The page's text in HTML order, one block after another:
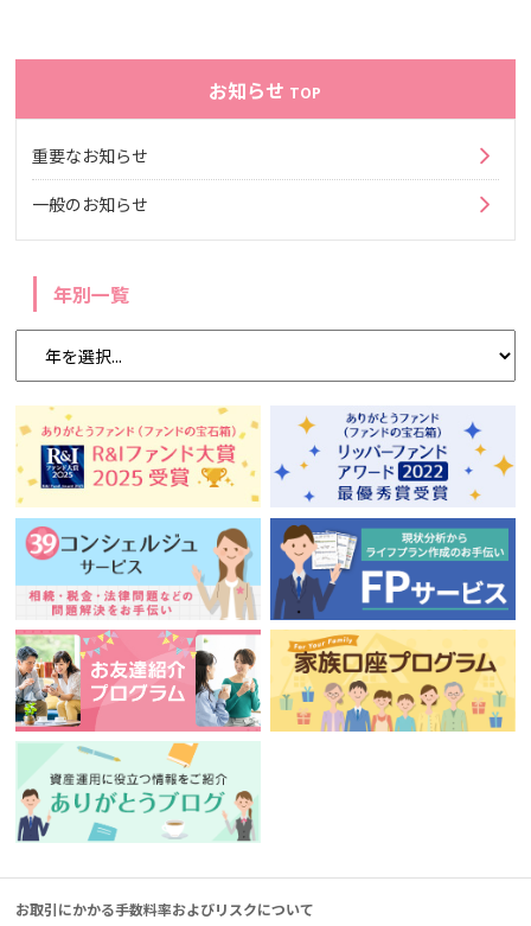
お知らせ TOP
重要なお知らせ
一般のお知らせ
年別一覧
お取引にかかる手数料率およびリスクについて